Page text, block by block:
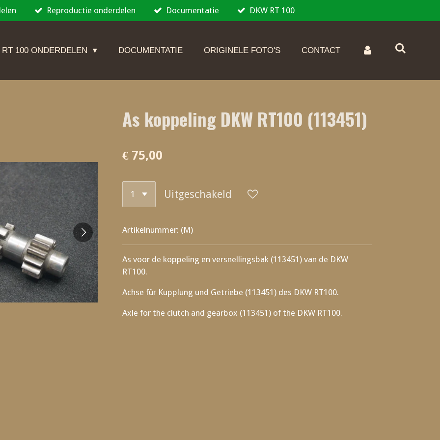
Reproductie onderdelen Documentatie DKW RT 100
RT 100 ONDERDELEN DOCUMENTATIE ORIGINELE FOTO'S CONTACT
As koppeling DKW RT100 (113451)
€ 75,00
Uitgeschakeld
Artikelnummer: (M)
As voor de koppeling en versnellingsbak (113451) van de DKW
RT100.
Achse für Kupplung und Getriebe (113451) des DKW RT100.
Axle for the clutch and gearbox (113451) of the DKW RT100.